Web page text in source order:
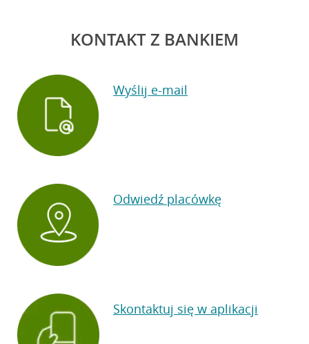
KONTAKT Z BANKIEM
Wyślij e-mail
Odwiedź placówkę
Skontaktuj się w aplikacji